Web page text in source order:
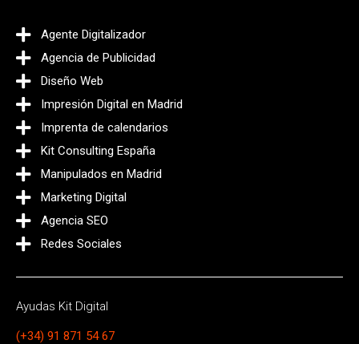
Agente Digitalizador
Agencia de Publicidad
Diseño Web
Impresión Digital en Madrid
Imprenta de calendarios
Kit Consulting España
Manipulados en Madrid
Marketing Digital
Agencia SEO
Redes Sociales
Ayudas Kit Digital
(+34) 91 871 54 67